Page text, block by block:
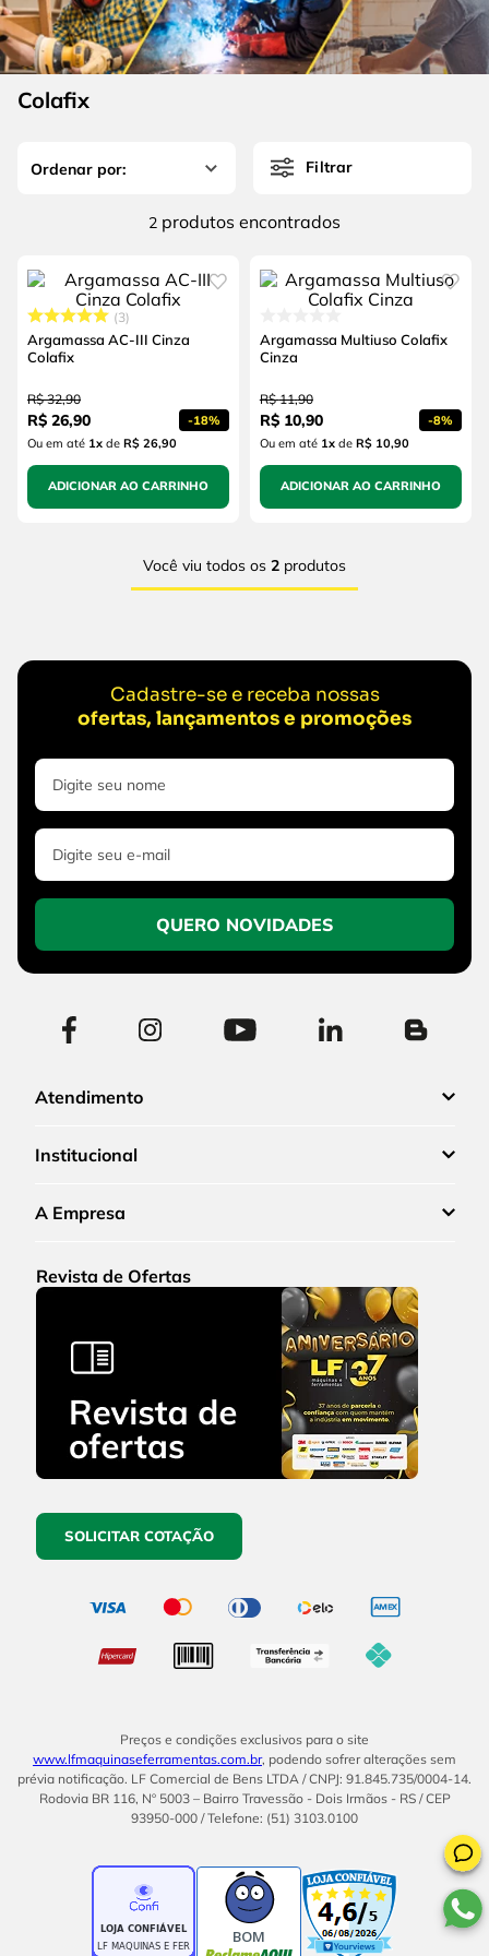
Colafix
Filtrar
2 produtos
3
Argamassa AC-III Cinza
Colafix
R$ 32,90
R$ 26,90 -18%
Ou em até 1xde R$ 26,90
ADICIONAR AO CARRINHO
Argamassa Multiuso Colafix
Cinza
R$ 11,90
R$ 10,90 -8%
Ou em até 1xde R$ 10,90
ADICIONAR AO CARRINHO
Você viu todos os 2 produtos
Cadastre-se e receba nossas
ofertas, lançamentos e promoções
QUERO NOVIDADES
Atendimento
Institucional
A Empresa
Revista de Ofertas
SOLICITAR COTAÇÃO
Preços e condições exclusivos para o site
www.lfmaquinaseferramentas.com.br, podendo sofrer alterações sem
prévia notificação. LF Comercial de Bens LTDA / CNPJ: 91.845.735/0004-14.
Rodovia BR 116, Nº 5003 – Bairro Travessão - Dois Irmãos - RS / CEP
93950-000 / Telefone: (51) 3103.0100
BOM
6º serra copo
7º luva
8º fio
alicate
4 º escada
5º serra circular
º serra copo
fio
lavadora alta pressão